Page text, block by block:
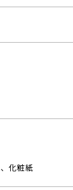
化粧紙